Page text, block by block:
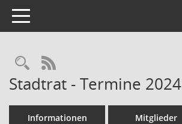
Toggle navigation
Rechercheauswahl
RSS-Feed
Stadtrat - Termine 2024
Informationen Mitglieder